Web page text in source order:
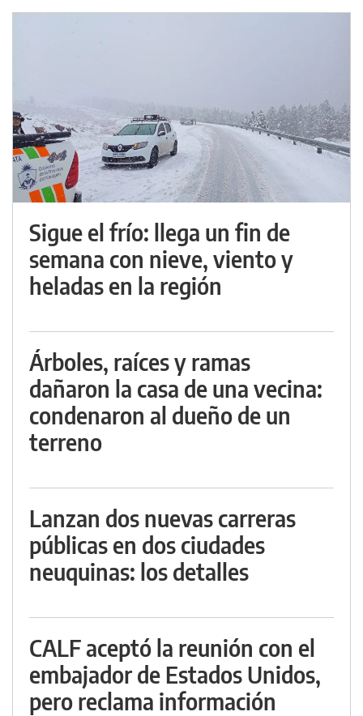
Sigue el frío: llega un fin de
semana con nieve, viento y
heladas en la región
Árboles, raíces y ramas
dañaron la casa de una vecina:
condenaron al dueño de un
terreno
Lanzan dos nuevas carreras
públicas en dos ciudades
neuquinas: los detalles
CALF aceptó la reunión con el
embajador de Estados Unidos,
pero reclama información